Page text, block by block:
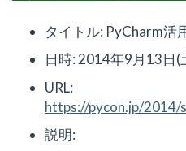
タイトル: PyCharm活
日時: 2014年9月13日(
URL:
https://pycon.jp/
説明: